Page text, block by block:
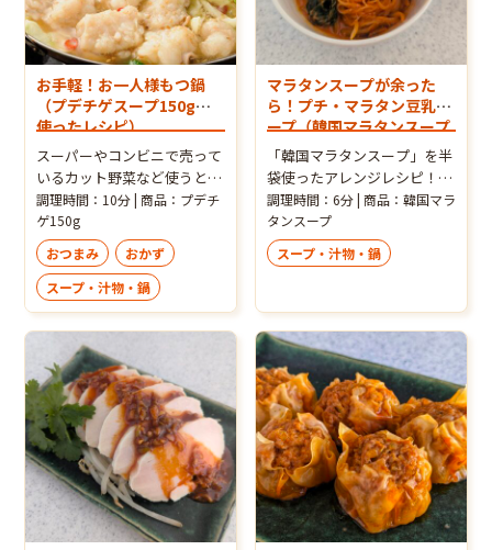
お手軽！お一人様もつ鍋
（プデチゲスープ150gを
使ったレシピ）
スーパーやコンビニで売って
いるカット野菜など使うと便
利で食べ応え抜群！いつもの
プデチゲをもつ鍋にアレンジ
しました。 こっくりとした濃
厚なモツとピリッと辛いプデ
チゲのダシがとてもよく合い
ます。 木綿豆腐を使う場合は
お水を少し減らすとよいでし
ょう。
調理時間：10分 | 商品：プデチ
ゲ150g
おつまみ
おかず
スープ・汁物・鍋
マラタンスープが余った
ら！プチ・マラタン豆乳ス
ープ（韓国マラタンスープ
を使ったレシピ）
「韓国マラタンスープ」を半
袋使ったアレンジレシピ！豆
乳を使うのでとてもマイルド
な辛さで食べやすく♪
調理時間：6分 | 商品：韓国マラ
タンスープ
スープ・汁物・鍋